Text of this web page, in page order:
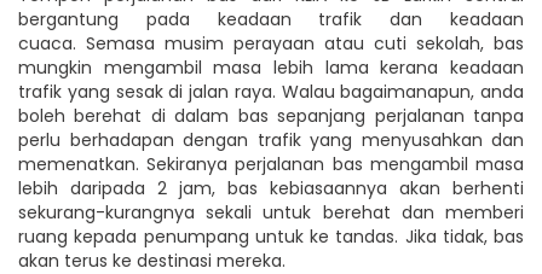
bergantung pada keadaan trafik dan keadaan
cuaca. Semasa musim perayaan atau cuti sekolah, bas
mungkin mengambil masa lebih lama kerana keadaan
trafik yang sesak di jalan raya. Walau bagaimanapun, anda
boleh berehat di dalam bas sepanjang perjalanan tanpa
perlu berhadapan dengan trafik yang menyusahkan dan
memenatkan. Sekiranya perjalanan bas mengambil masa
lebih daripada 2 jam, bas kebiasaannya akan berhenti
sekurang-kurangnya sekali untuk berehat dan memberi
ruang kepada penumpang untuk ke tandas. Jika tidak, bas
akan terus ke destinasi mereka.